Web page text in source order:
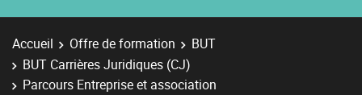
Accueil Offre de formation
BUT
BUT Carrières Juridiques (CJ)
Parcours Entreprise et association